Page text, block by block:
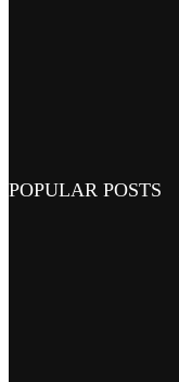
POPULAR POSTS